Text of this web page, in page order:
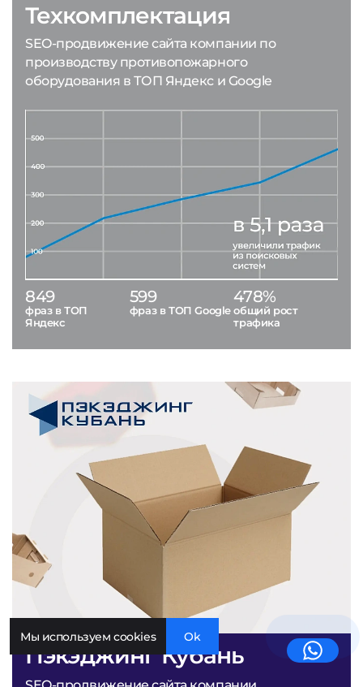
Пэкэджинг Кубань
Техкомплектация
SEO-продвижение сайта компании по
производству противопожарного
оборудования в ТОП Яндекс и Google
849
фраз в ТОП
Яндекс
599
фраз в ТОП Google
478%
общий рост
трафика
Мы используем cookies Ok